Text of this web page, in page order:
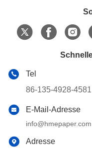
Tel
86-135-4928-4581
E-Mail-Adresse
info@hmepaper.com
Adresse